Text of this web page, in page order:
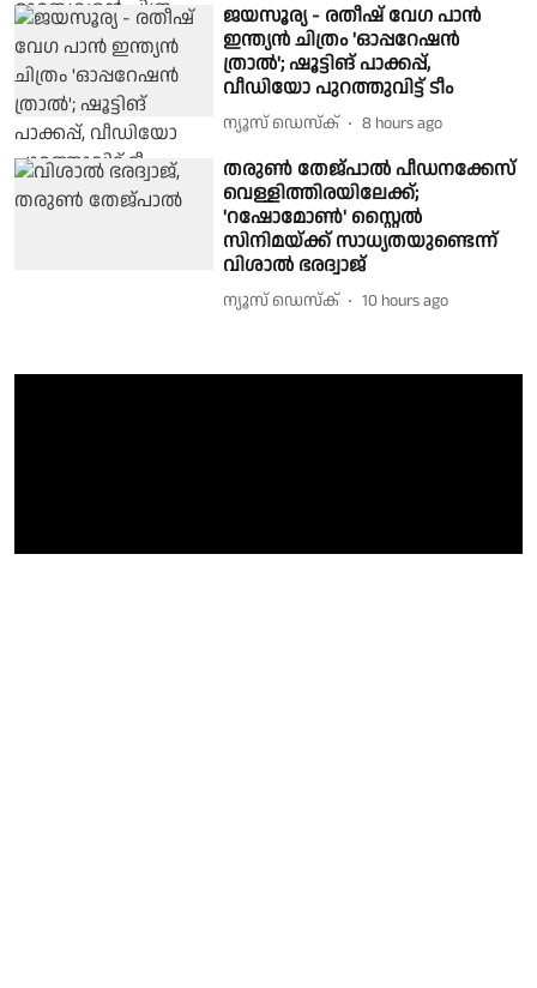
ജയസൂര്യ - രതീഷ് വേഗ പാൻ
ഇന്ത്യൻ ചിത്രം 'ഓപ്പറേഷൻ
ത്രാൽ'; ഷൂട്ടിങ് പാക്കപ്പ്,
വീഡിയോ പുറത്തുവിട്ട് ടീം
ന്യൂസ് ഡെസ്ക് 8 hours ago
തരുൺ തേജ്പാൽ പീഡനക്കേസ്
വെള്ളിത്തിരയിലേക്ക്;
'റഷോമോൺ' സ്റ്റൈൽ
സിനിമയ്ക്ക് സാധ്യതയുണ്ടെന്ന്
വിശാൽ ഭരദ്വാജ്
ന്യൂസ് ഡെസ്ക് 10 hours ago